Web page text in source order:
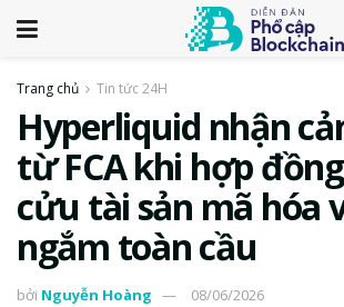
Trang chủ Tin tức 24H
Hyperliquid nhận
từ FCA khi hợp
cửu tài sản mã hóa
ngắm toàn cầu
bởi Nguyễn Hoàng 08/06/2026